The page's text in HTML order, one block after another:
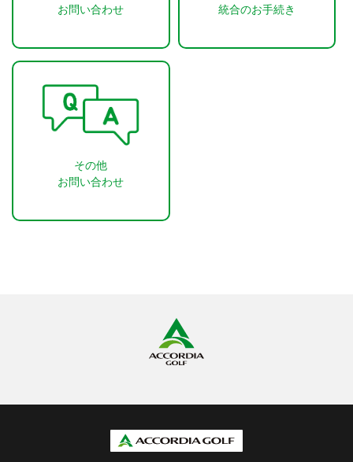
お問い合わせ
統合のお手続き
その他
お問い合わせ